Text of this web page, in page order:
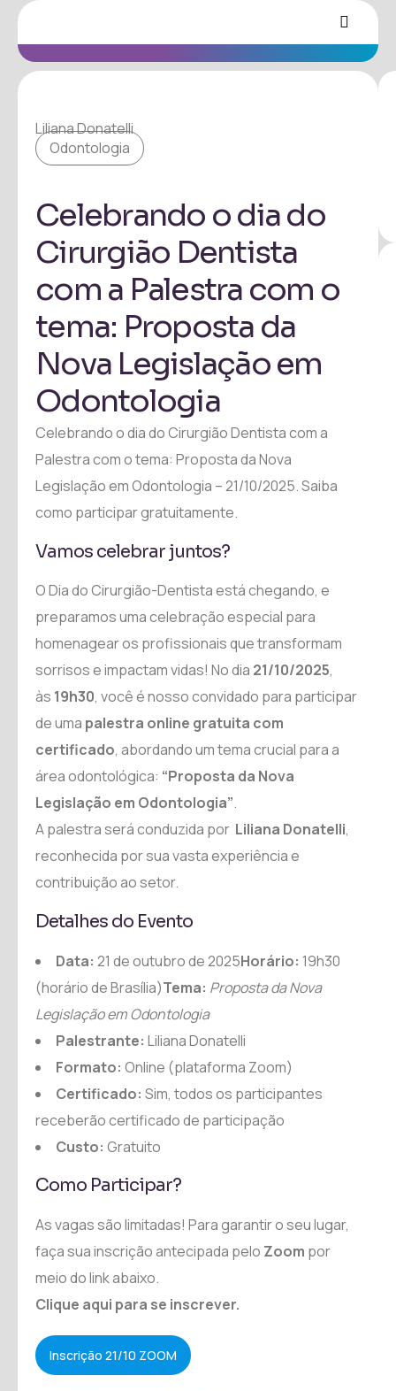
Liliana Donatelli
Odontologia
Celebrando o dia do
Cirurgião Dentista
com a Palestra com o
tema: Proposta da
Nova Legislação em
Odontologia
Celebrando o dia do Cirurgião Dentista com a
Palestra com o tema: Proposta da Nova
Legislação em Odontologia – 21/10/2025. Saiba
como participar gratuitamente.
Vamos celebrar juntos?
O Dia do Cirurgião-Dentista está chegando, e
preparamos uma celebração especial para
homenagear os profissionais que transformam
sorrisos e impactam vidas! No dia 21/10/2025,
às 19h30, você é nosso convidado para participar
de uma palestra online gratuita com
certificado, abordando um tema crucial para a
área odontológica: “Proposta da Nova
Legislação em Odontologia”.
A palestra será conduzida por Liliana Donatelli,
reconhecida por sua vasta experiência e
contribuição ao setor.
Detalhes do Evento
Data: 21 de outubro de 2025Horário: 19h30
(horário de Brasília)Tema: Proposta da Nova
Legislação em Odontologia
Palestrante: Liliana Donatelli
Formato: Online (plataforma Zoom)
Certificado: Sim, todos os participantes
receberão certificado de participação
Custo: Gratuito
Como Participar?
As vagas são limitadas! Para garantir o seu lugar,
faça sua inscrição antecipada pelo Zoom por
meio do link abaixo.
Clique aqui para se inscrever.
Inscrição 21/10 ZOOM